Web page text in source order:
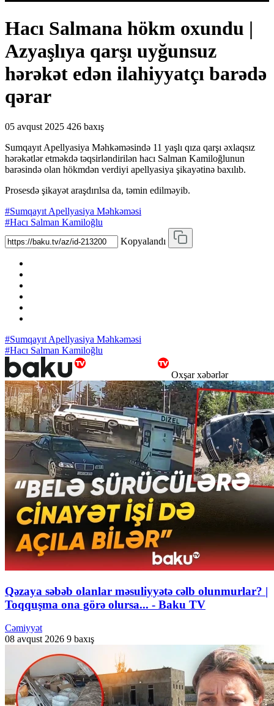
Hacı Salmana hökm oxundu |
Azyaşlıya qarşı uyğunsuz
hərəkət edən ilahiyyatçı barədə
qərar
05 avqust 2025 426 baxış
Sumqayıt Apellyasiya Məhkəməsində 11 yaşlı qıza qarşı əxlaqsız
hərəkətlər etməkdə təqsirləndirilən hacı Salman Kamiloğlunun
barəsində olan hökmdən verdiyi apellyasiya şikayətinə baxılıb.
Prosesdə şikayət araşdırılsa da, təmin edilməyib.
#Sumqayıt Apellyasiya Məhkəməsi
#Hacı Salman Kamiloğlu
Kopyalandı
#Sumqayıt Apellyasiya Məhkəməsi
#Hacı Salman Kamiloğlu
Oxşar xəbərlər
Qəzaya səbəb olanlar məsuliyyətə cəlb olunmurlar? |
Toqquşma ona görə olursa... - Baku TV
Cəmiyyət
08 avqust 2026 9 baxış